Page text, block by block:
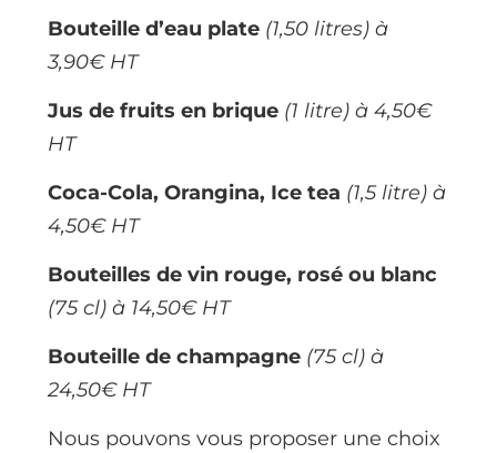
Bouteille d’eau plate (1,50 litres) à
3,90€ HT
Jus de fruits en brique (1 litre) à 4,50€
HT
Coca-Cola, Orangina, Ice tea (1,5 litre) à
4,50€ HT
Bouteilles de vin rouge, rosé ou blanc
(75 cl) à 14,50€ HT
Bouteille de champagne (75 cl) à
24,50€ HT
Nous pouvons vous proposer une choix